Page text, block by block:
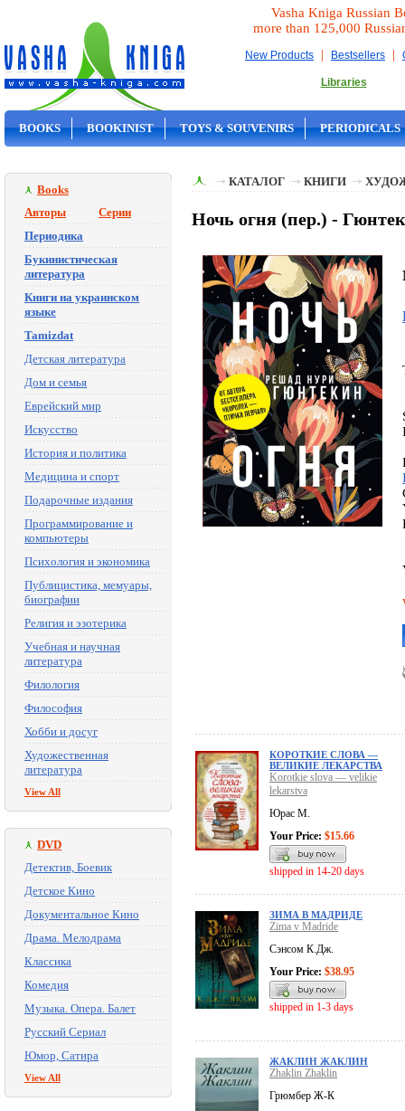
Vasha Kniga Russian
more than 125,000
New Products | Bestsellers |
Libraries
BOOKS BOOKINIST TOYS & SOUVENIRS PERIODICALS
Books
Авторы
Серии
Периодика
Букинистическая
литература
Книги на украинском
языке
Tamizdat
Детская литература
Дом и семья
Еврейский мир
Искусство
История и политика
Медицина и спорт
Подарочные издания
Программирование и
компьютеры
Психология и экономика
Публицистика, мемуары,
биографии
Религия и эзотерика
Учебная и научная
литература
Филология
Философия
Хобби и досуг
Художественная
литература
View All
DVD
Детектив, Боевик
Детское Кино
Документальное Кино
Драма. Мелодрама
Классика
Комедия
Музыка. Опера. Балет
Русский Сериал
Юмор, Сатира
View All
КАТАЛОГ КНИГИ
Ночь огня (пер.) -
КОРОТКИЕ СЛОВА —
ВЕЛИКИЕ ЛЕКАРСТВА
Korotkie slova — velikie
lekarstva
Юрас М.
Your Price: $15.66
shipped in 14-20 days
ЗИМА В МАДРИДЕ
Zima v Madride
Сэнсом К.Дж.
Your Price: $38.95
shipped in 1-3 days
ЖАКЛИН ЖАКЛИН
Zhaklin Zhaklin
Грюмбер Ж-К